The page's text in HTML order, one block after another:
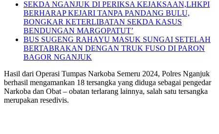
SEKDA NGANJUK DI PERIKSA KEJAKSAAN,LHKPI
BERHARAP KEJARI TANPA PANDANG BULU,
BONGKAR KETERLIBATAN SEKDA KASUS
BENDUNGAN MARGOPATUT’
BUS SUGENG RAHAYU MASUK SUNGAI SETELAH
BERTABRAKAN DENGAN TRUK FUSO DI PARON
BAGOR NGANJUK
Hasil dari Operasi Tumpas Narkoba Semeru 2024, Polres Nganjuk
berhasil mengamankan 18 tersangka yang diduga sebagai pengedar
Narkoba dan Obat – obatan terlarang lainnya, salah satu tersangka
merupakan resedivis.